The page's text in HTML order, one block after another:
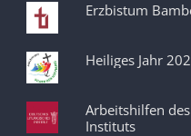
Erzbistum
Heiliges Jahr
Arbeitshilfen
Instituts